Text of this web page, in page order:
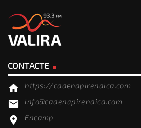
CONTACTE
home https://cadenapirenaica.com
email info@cadenapirenaica.com
location_on Encamp